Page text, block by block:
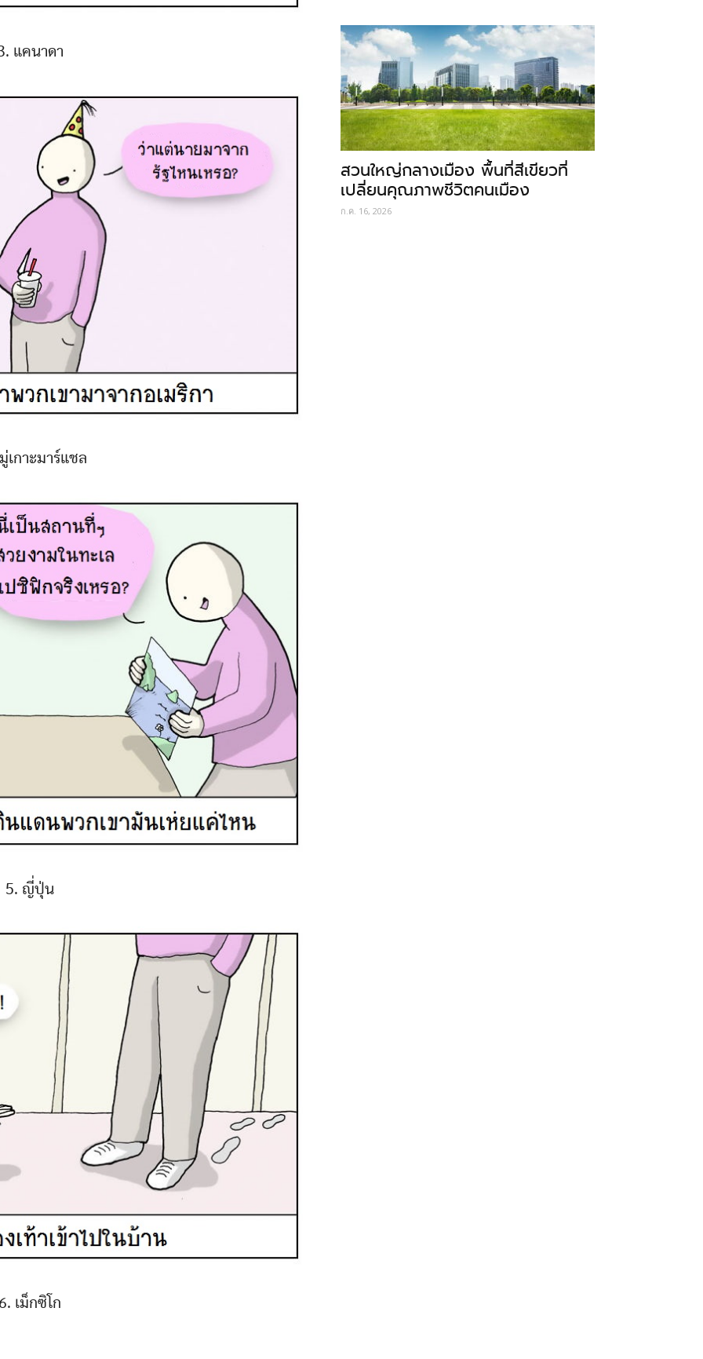
แคนาดา
เกาะมาร์แชล
5. ญี่ปุ่น
เม็กซิโก
สวนใหญ่กลางเมือง พื้นที่สีเขียวที่
เปลี่ยนคุณภาพชีวิตคนเมือง
ก.ค. 16, 2026